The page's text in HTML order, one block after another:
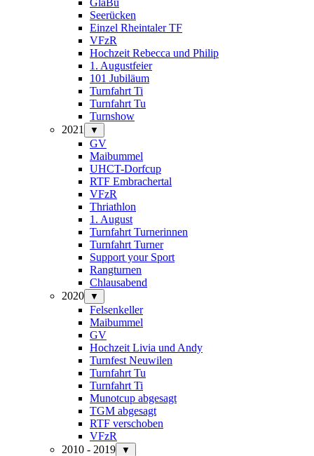
Seerücken
Einzel Rheintaler TF
VFzR
Hochzeit Rebecca und Philip
1. Augustfeier
101 Jubiläum
Turnfahrt Ti
Turnfahrt Tu
Turnshow
2021
▼
GV
Maibummel
UHCT-Dorfcup
RTF Embrachertal
VFzR
Thriathlon
1. August
Turnfahrt Turnerinnen
Turnfahrt Turner
Support your Sport
Rangturnen
Chlausabend
2020
▼
Felsenkeller
Maibummel
GV
Hochzeit Livia und Andy
Turnfest Neuwilen
Turnfahrt Tu
Turnfahrt Ti
Munotcup abgesagt
TGM abgesagt
RTF verschoben
VFzR
2010 - 2019
▼